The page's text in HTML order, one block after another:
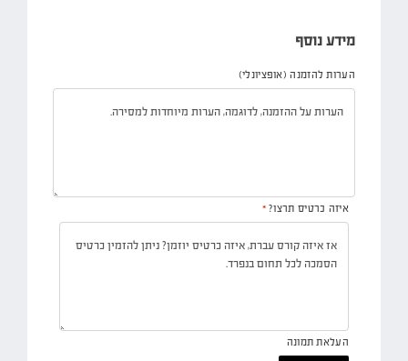
מידע נוסף
הערות להזמנה (אופציונלי)
איזה כרטיס תרצו?*
העלאת תמונה